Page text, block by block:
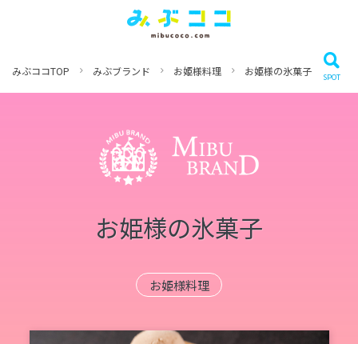
みぶココTOP みぶブランド お姫様料理 お姫様の氷菓子
お姫様の氷菓子
お姫様料理